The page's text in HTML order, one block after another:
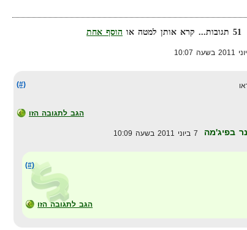
51 תגובות... קרא אותן למטה או
הוסף אחת
(#)
הגב לתגובה הזו
בפיג'מה
(#)
הגב לתגובה הזו